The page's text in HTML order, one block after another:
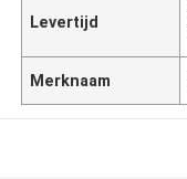
Levertijd
Merknaam